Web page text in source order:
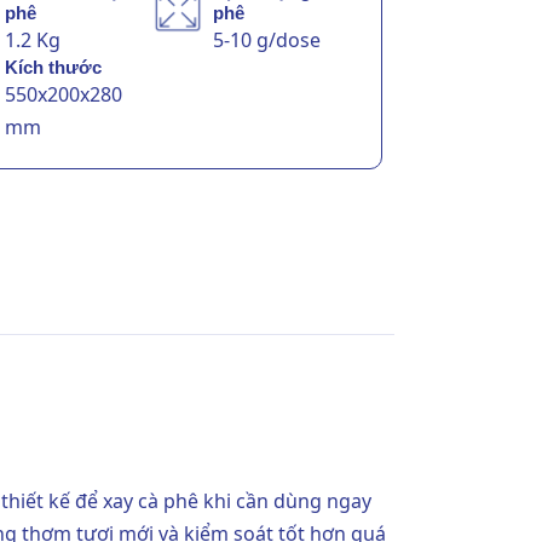
phê
1.2 Kg
phê
5-10 g/dose
Kích thước
550x200x280
mm
kế để xay cà phê khi cần dùng ngay
thơm tươi mới và kiểm soát tốt hơn quá